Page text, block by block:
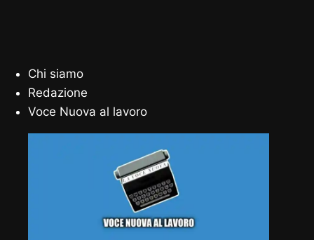
Chi siamo
Redazione
Voce Nuova al lavoro